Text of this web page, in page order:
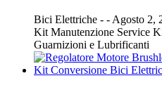
Bici Elettriche - - Agosto 2,
Kit Manutenzione Service
Guarnizioni e Lubrificanti